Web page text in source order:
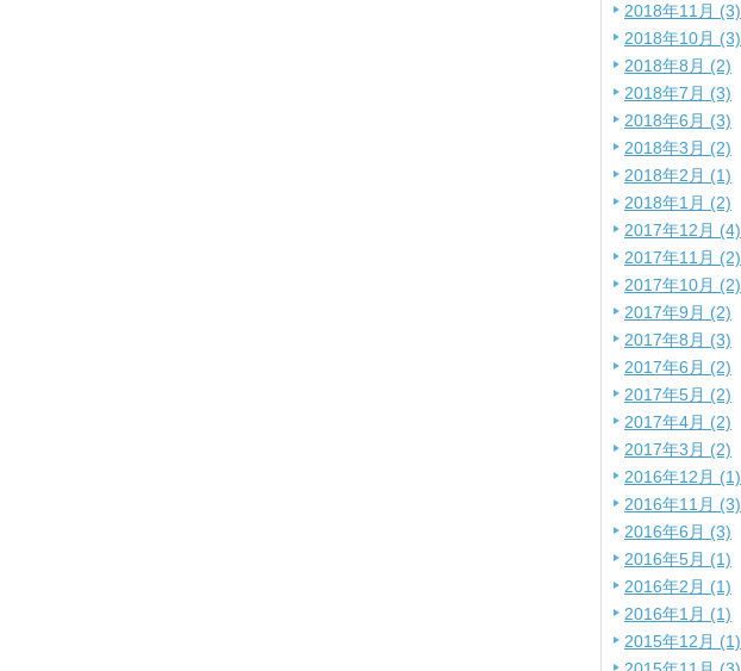
2018年11月 (3)
2018年10月 (3)
2018年8月 (2)
2018年7月 (3)
2018年6月 (3)
2018年3月 (2)
2018年2月 (1)
2018年1月 (2)
2017年12月 (4)
2017年11月 (2)
2017年10月 (2)
2017年9月 (2)
2017年8月 (3)
2017年6月 (2)
2017年5月 (2)
2017年4月 (2)
2017年3月 (2)
2016年12月 (1)
2016年11月 (3)
2016年6月 (3)
2016年5月 (1)
2016年2月 (1)
2016年1月 (1)
2015年12月 (1)